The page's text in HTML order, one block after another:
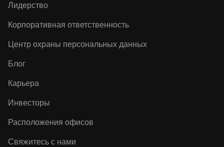
Лидерство
Корпоративная ответственность
Центр охраны персональных данных
Блог
Карьера
Инвесторы
Расположения офисов
Свяжитесь с нами